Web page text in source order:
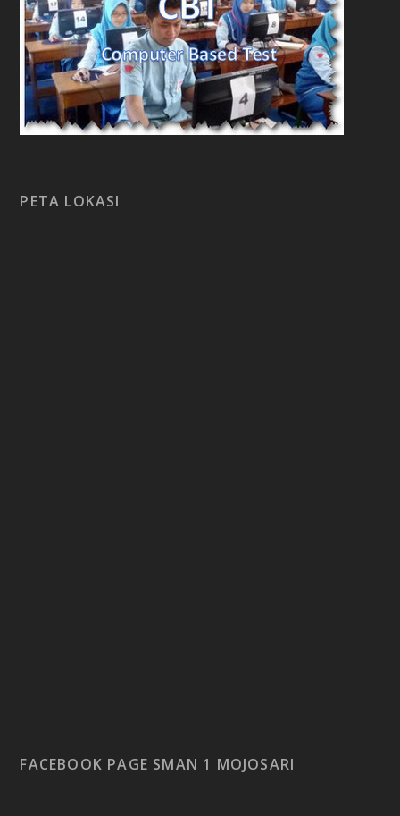
PETA LOKASI
FACEBOOK PAGE SMAN 1 MOJOSARI